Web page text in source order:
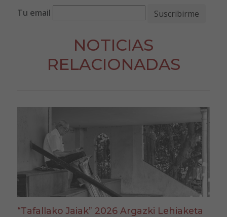
Tu email
NOTICIAS
RELACIONADAS
“Tafallako Jaiak” 2026 Argazki Lehiaketa